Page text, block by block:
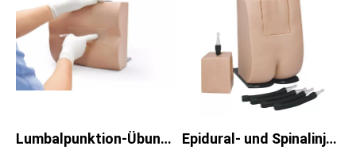
Lumbalpunktion-Übungsmodell Epidural- und Spinalinjektionssimulator Genesis